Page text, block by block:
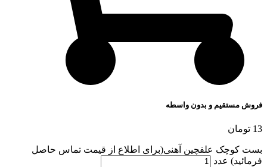
فروش مستقیم و بدون واسطه
13 تومان
بست کوچک علفچین آهنی(برای اطلاع از قیمت تماس حاصل
فرمائید) عدد